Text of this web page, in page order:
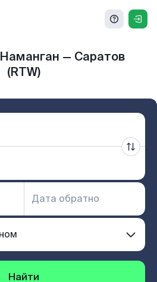
— Саратов
(RTW)
Найти